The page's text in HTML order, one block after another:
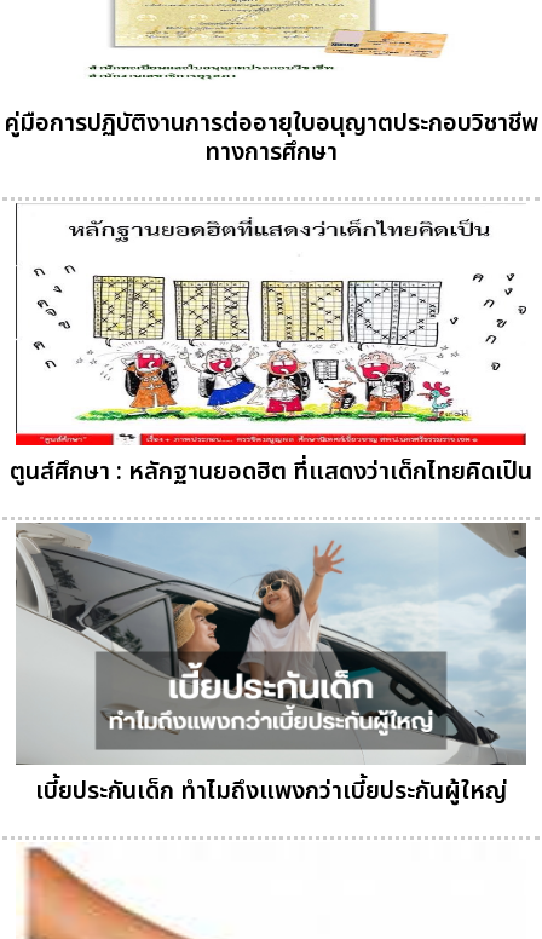
คู่มือการปฏิบัติงานการต่ออายุใบอนุญาตประกอบวิชาชีพ
ทางการศึกษา
ตูนส์ศึกษา : หลักฐานยอดฮิต ที่แสดงว่าเด็กไทยคิดเป็น
เบี้ยประกันเด็ก ทำไมถึงแพงกว่าเบี้ยประกันผู้ใหญ่